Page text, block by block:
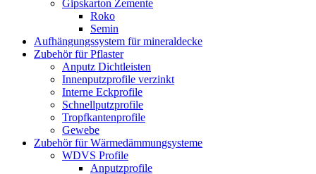
Gipskarton Zemente
Roko
Semin
Aufhängungssystem für mineraldecke
Zubehör für Pflaster
Anputz Dichtleisten
Innenputzprofile verzinkt
Interne Eckprofile
Schnellputzprofile
Tropfkantenprofile
Gewebe
Zubehör für Wärmedämmungsysteme
WDVS Profile
Anputzprofile